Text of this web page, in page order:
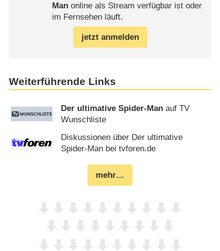
Manonline als Stream verfügbar ist oder
im Fernsehen läuft.
jetzt anmelden
Weiterführende Links
Der ultimative Spider-Man auf TV
Wunschliste
Diskussionen über Der ultimative
Spider-Man bei tvforen.de
mehr…